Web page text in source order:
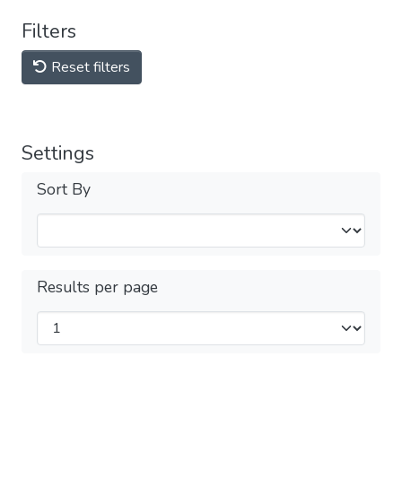
Filters
Reset filters
Settings
Sort By
Results per page